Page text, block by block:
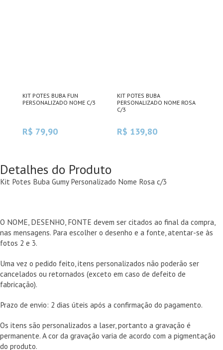
KIT POTES BUBA FUN
PERSONALIZADO NOME C/3
R$ 79,90
KIT POTES BUBA
PERSONALIZADO NOME ROSA
C/3
R$ 139,80
Detalhes do Produto
Kit Potes Buba Gumy Personalizado Nome Rosa c/3
O NOME, DESENHO, FONTE devem ser citados ao final da compra,
nas mensagens. Para escolher o desenho e a fonte, atentar-se às
fotos 2 e 3.
Uma vez o pedido feito, itens personalizados não poderão ser
cancelados ou retornados (exceto em caso de defeito de
fabricação).
Prazo de envio: 2 dias úteis após a confirmação do pagamento.
Os itens são personalizados a laser, portanto a gravação é
permanente. A cor da gravação varia de acordo com a pigmentação
do produto.